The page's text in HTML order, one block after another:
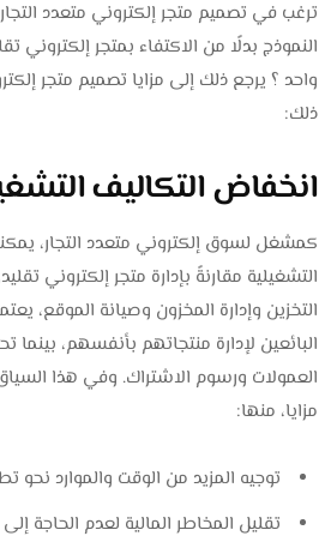
ترغب في تصميم متجر إلكتروني متعدد التجار
النموذج بدلًا من الاكتفاء بمتجر إلكتروني
واحد ؟ يرجع ذلك إلى مزايا تصميم متجر
ذلك:
انخفاض التكاليف
كمشغل لسوق إلكتروني متعدد التجار،
التشغيلية مقارنةً بإدارة متجر إلكتروني
التخزين وإدارة المخزون وصيانة الموقع،
البائعين لإدارة منتجاتهم بأنفسهم، بينما
العمولات ورسوم الاشتراك. وفي هذا
مزايا، منها:
توجيه المزيد من الوقت والموارد نحو
تقليل المخاطر المالية لعدم الحاجة